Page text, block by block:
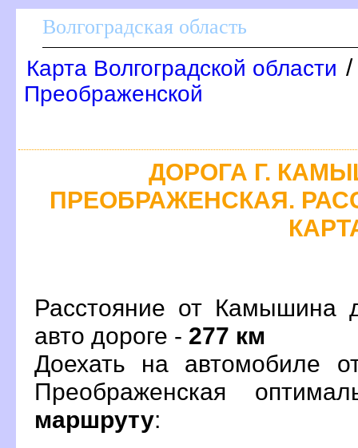
олгоградская область
Карта Волгоградской области /
Преображенской
ДОРОГА Г.
ПРЕОБРАЖЕНСКАЯ.
Расстояние от Камышина
авто дороге - 277 км
Доехать на автомобиле
Преображенская
маршруту: